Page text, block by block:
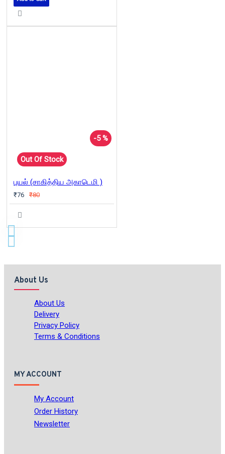
-5 %
Out Of Stock
புயல் (சாகித்திய அகாடெமி )
₹76 ₹80
About Us
About Us
Delivery
Privacy Policy
Terms & Conditions
MY ACCOUNT
My Account
Order History
Newsletter